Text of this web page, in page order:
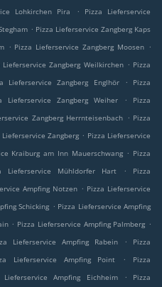
Lohkirchen Pira .
Pizza Lieferservice
. Pizza Lieferservice Zangberg Kaps
. Pizza Lieferservice Zangberg Moosen .
Lieferservice Zangberg Weilkirchen . Pizza
Lieferservice Zangberg Englhör .
Pizza
Lieferservice Zangberg Weiher .
Pizza
Zangberg Herrnteisenbach . Pizza
Lieferservice Zangberg . Pizza Lieferservice
Kraiburg am Inn Mauerschwang . Pizza
Lieferservice Mühldorfer Hart .
Pizza
Ampfing Notzen . Pizza Lieferservice
Schicking . Pizza Lieferservice Ampfing
. Pizza Lieferservice Ampfing Palmberg .
Lieferservice Ampfing Rabein .
Pizza
Lieferservice Ampfing Point .
Pizza
Lieferservice Ampfing Eichheim .
Pizza